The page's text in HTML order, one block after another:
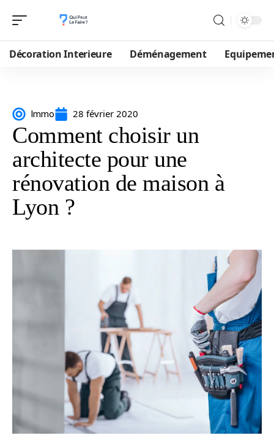
Décoration Interieure Déménagement
Immo 28 février 2020
Comment choisir un
architecte pour une
rénovation de maison à
Lyon ?